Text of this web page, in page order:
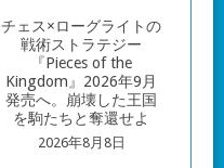
チェス×ローグライトの
戦術ストラテジー
『Pieces of the
Kingdom』2026年9月
発売へ。崩壊した王国
を駒たちと奪還せよ
2026年8月8日